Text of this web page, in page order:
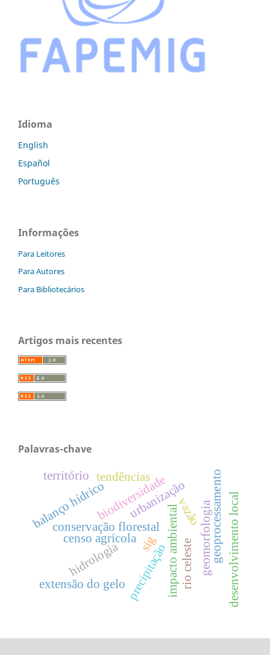
Idioma
English
Español
Português
Informações
Para Leitores
Para Autores
Para Bibliotecários
Artigos mais recentes
Palavras-chave
conservação florestal impacto ambiental
censo agrícola
biodiversidade
rio celeste
tendências
precipitação
vazão
balanço hídrico geomorfologiageoprocessamento
hidrologia
extensão do gelo
território
desenvolvimento local
urbanização
sig